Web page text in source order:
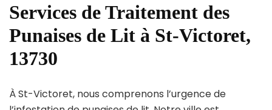
Services de Traitement des
Punaises de Lit à St-Victoret,
13730
À St-Victoret, nous comprenons l’urgence de